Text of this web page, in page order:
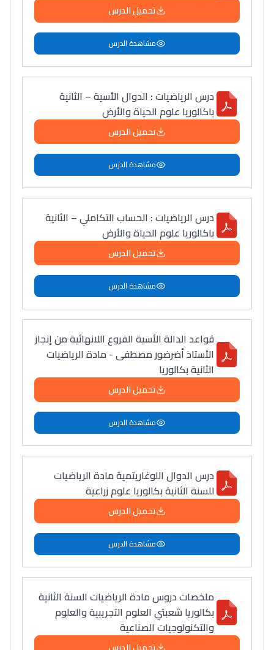
تحميل الدرس
مشاهدة الدرس
درس الرياضيات : الدوال الأسية – الثانية
باكالوريا علوم الحياة والأرض
تحميل الدرس
مشاهدة الدرس
درس الرياضيات : الحساب التكاملي – الثانية
باكالوريا علوم الحياة والأرض
تحميل الدرس
مشاهدة الدرس
قواعد الدالة الأسية الفروع اللانهائية من إنجاز
الأستاذ أضرضور مصطفى - مادة الرياضيات
الثانية بكالوريا
تحميل الدرس
مشاهدة الدرس
درس الدوال اللوغاريتمية مادة الرياضيات
للسنة الثانية بكالوريا علوم زراعية
تحميل الدرس
مشاهدة الدرس
ملخصات دروس مادة الرياضيات السنة الثانية
بكالوريا شعبتي العلوم التجريبية والعلوم
والتكنولوجيات الصناعية